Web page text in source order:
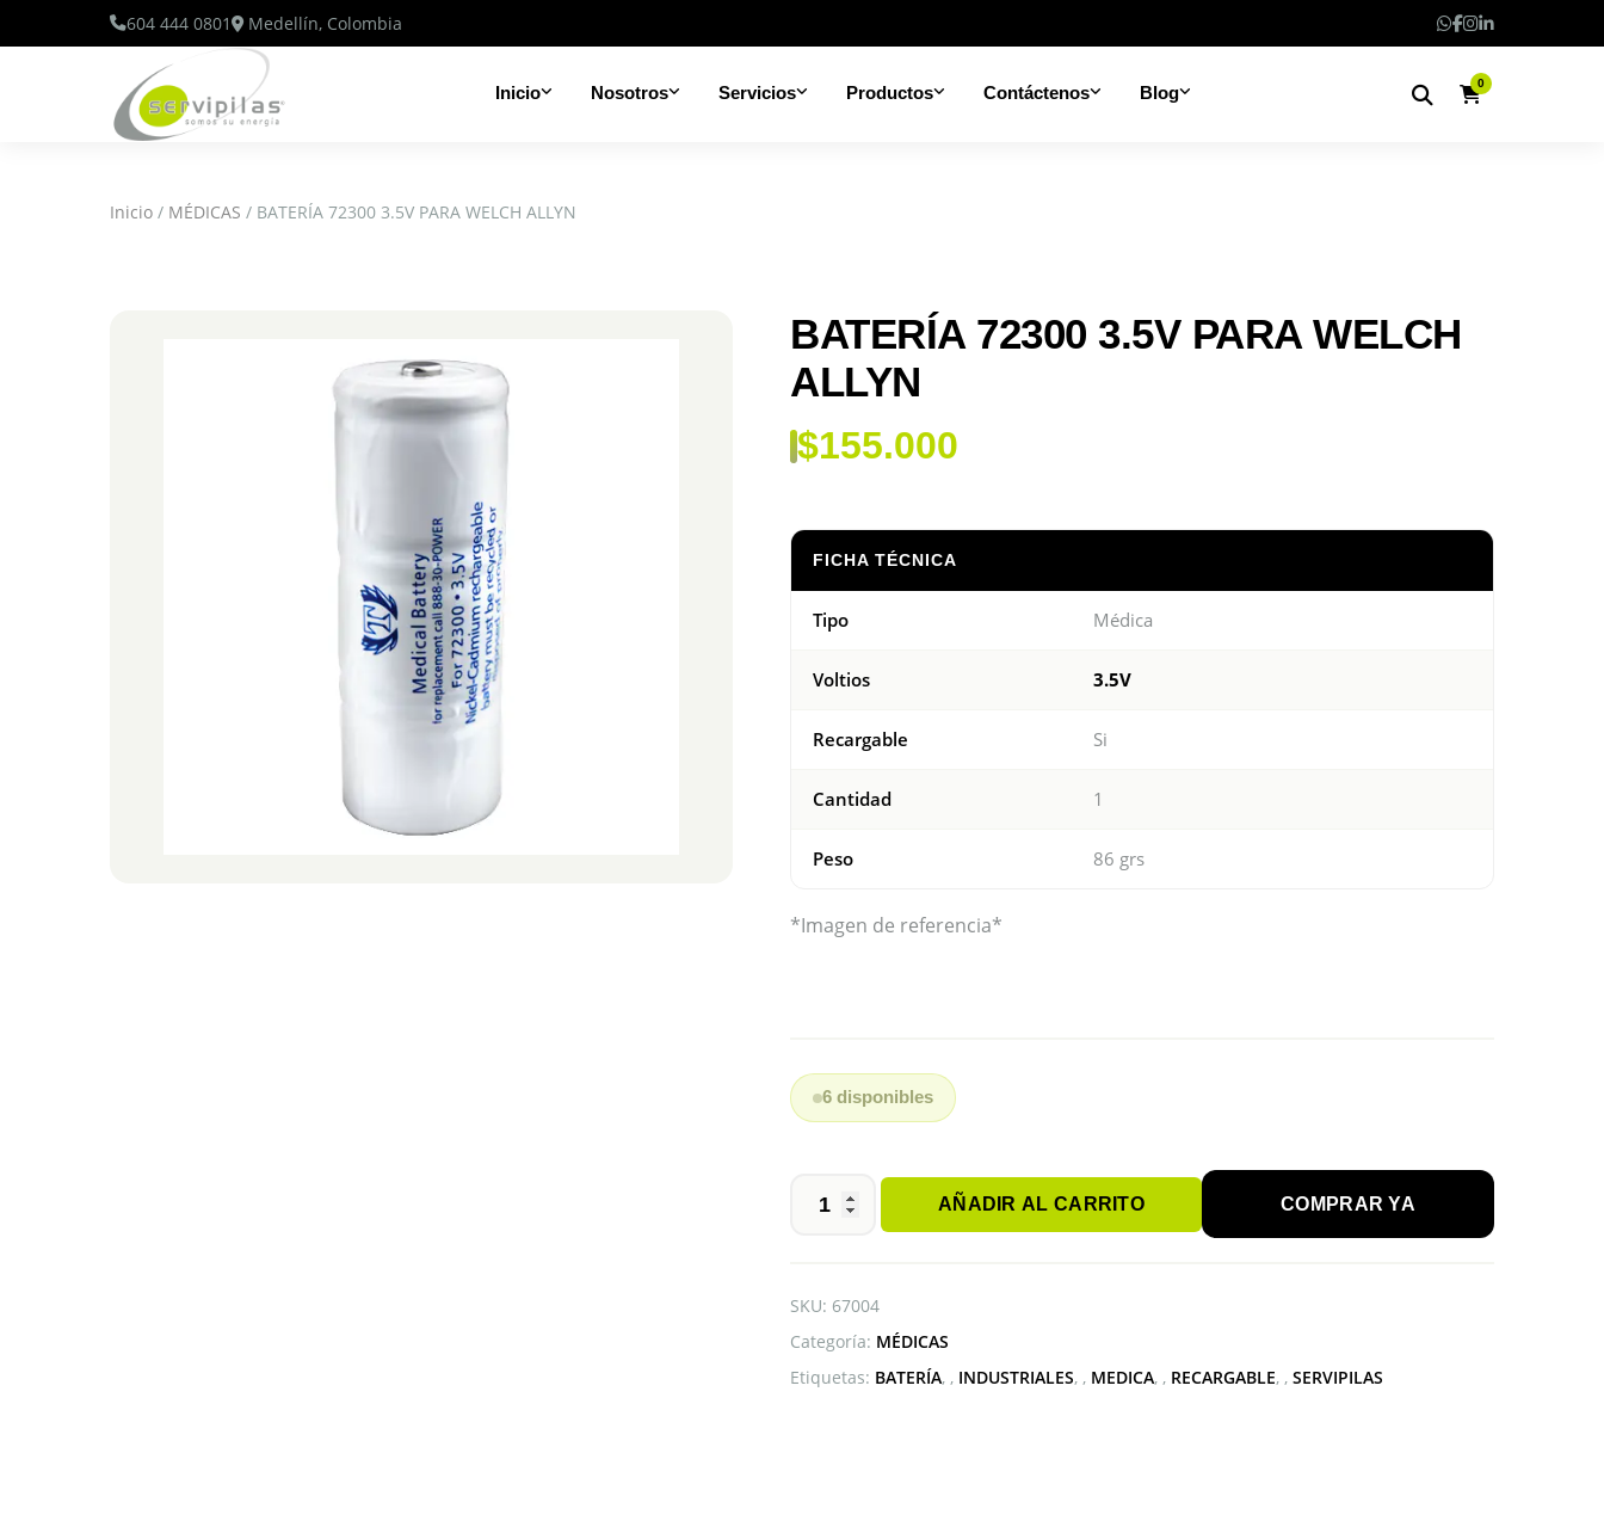
604 444 0801 Medellín, Colombia
Inicio Nosotros Servicios Productos Contáctenos Blog 0
Inicio / MÉDICAS / BATERÍA 72300 3.5V PARA WELCH ALLYN
BATERÍA 72300 3.5V PARA WELCH
ALLYN
$155.000
FICHA TÉCNICA
Tipo Médica
Voltios 3.5V
Recargable Si
Cantidad 1
Peso 86 grs
*Imagen de referencia*
6 disponibles
BATERÍA
WELCH
ALLYN
AÑADIR AL CARRITO COMPRAR YA
SKU: 67004
Categoría: MÉDICAS
Etiquetas: BATERÍA , INDUSTRIALES , MEDICA , RECARGABLE , SERVIPILAS